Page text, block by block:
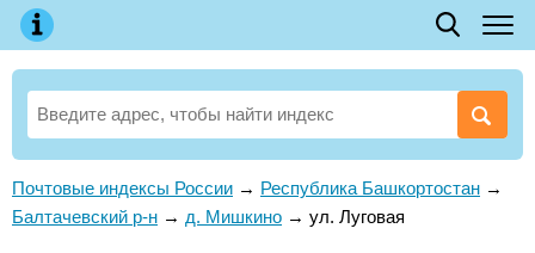
Почтовые индексы России → Республика Башкортостан →
Балтачевский р-н → д. Мишкино → ул. Луговая